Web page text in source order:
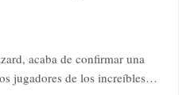
acaba de confirmar una
jugadores de los increíbles…